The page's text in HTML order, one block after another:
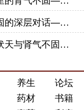
左手手指头麻木怎么回事，肾气不固的深层对话——肾合jjn
女性睡到半夜手麻是什么原因：三伏天与肾气不固的深层对话
养生
论坛
药材
书籍